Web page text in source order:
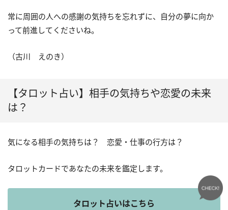
常に周囲の人への感謝の気持ちを忘れずに、自分の夢に向か
って前進してくださいね。
（古川 えのき）
【タロット占い】相手の気持ちや恋愛の未来
は？
気になる相手の気持ちは？ 恋愛・仕事の行方は？
タロットカードであなたの未来を鑑定します。
タロット占いはこちら